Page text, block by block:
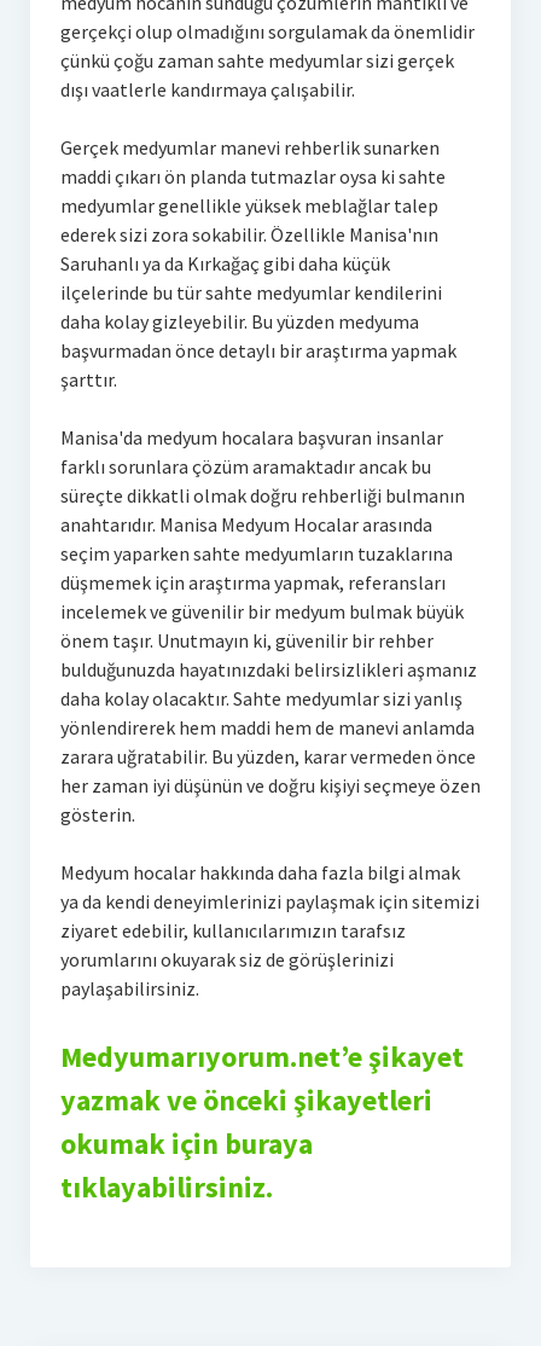
gerçekçi olup olmadığını sorgulamak da önemlidir
çünkü çoğu zaman sahte medyumlar sizi gerçek
dışı vaatlerle kandırmaya çalışabilir.
Gerçek medyumlar manevi rehberlik sunarken
maddi çıkarı ön planda tutmazlar oysa ki sahte
medyumlar genellikle yüksek meblağlar talep
ederek sizi zora sokabilir. Özellikle Manisa'nın
Saruhanlı ya da Kırkağaç gibi daha küçük
ilçelerinde bu tür sahte medyumlar kendilerini
daha kolay gizleyebilir. Bu yüzden medyuma
başvurmadan önce detaylı bir araştırma yapmak
şarttır.
Manisa'da medyum hocalara başvuran insanlar
farklı sorunlara çözüm aramaktadır ancak bu
süreçte dikkatli olmak doğru rehberliği bulmanın
anahtarıdır. Manisa Medyum Hocalar arasında
seçim yaparken sahte medyumların tuzaklarına
düşmemek için araştırma yapmak, referansları
incelemek ve güvenilir bir medyum bulmak büyük
önem taşır. Unutmayın ki, güvenilir bir rehber
bulduğunuzda hayatınızdaki belirsizlikleri aşmanız
daha kolay olacaktır. Sahte medyumlar sizi yanlış
yönlendirerek hem maddi hem de manevi anlamda
zarara uğratabilir. Bu yüzden, karar vermeden önce
her zaman iyi düşünün ve doğru kişiyi seçmeye özen
gösterin.
Medyum hocalar hakkında daha fazla bilgi almak
ya da kendi deneyimlerinizi paylaşmak için sitemizi
ziyaret edebilir, kullanıcılarımızın tarafsız
yorumlarını okuyarak siz de görüşlerinizi
paylaşabilirsiniz.
Medyumarıyorum.net’e şikayet
yazmak ve önceki şikayetleri
okumak için buraya
tıklayabilirsiniz.